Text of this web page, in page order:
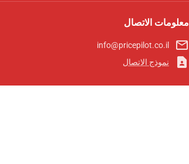
معلومات الاتصال
mail_outline
info@pricepilot.co.il
contact_page نموذج الاتصال